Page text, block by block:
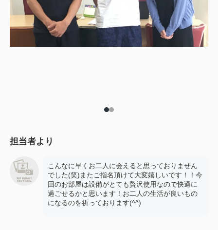
担当者より
こんなに早くお二人に会えると思っておりません
でした(笑)またご指名頂けて大変嬉しいです！！今
回のお部屋は設備がとても贅沢使用なので快適に
過ごせるかと思います！お二人の生活が良いもの
になるのを祈っております(^^)